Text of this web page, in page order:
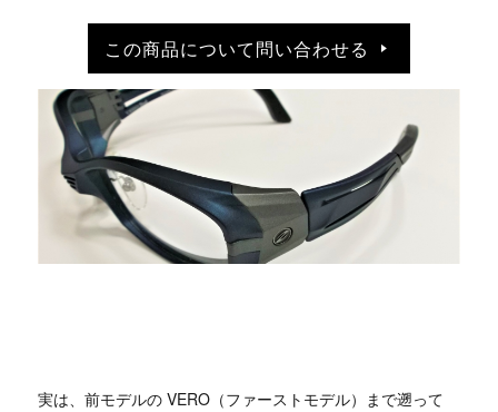
この商品について問い合わせる
実は、前モデルの VERO（ファーストモデル）まで遡って